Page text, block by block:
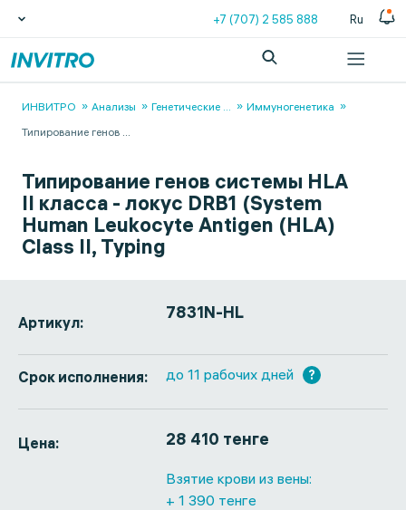
+7 (707) 2 585 888 Ru
ИНВИТРО Анализы Генетические ...
Иммуногенетика
Типирование генов ...
Типирование генов системы HLA
II класса - локус DRB1 (System
Human Leukocyte Antigen (HLA)
Class II, Typing
Артикул: 7831N-HL
Срок исполнения: до 11 рабочих дней ?
Цена: 28 410 тенге
Взятие крови из вены:
+ 1 390 тенге